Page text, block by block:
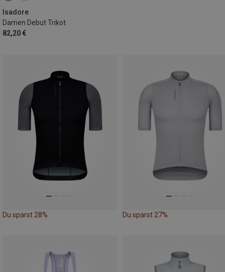
Isadore
Damen Debut Trikot
82,20 €
Du sparst 28% Du sparst 27%